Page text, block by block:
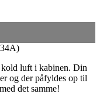
luft i kabinen. Din
og der påfyldes op til
det samme!